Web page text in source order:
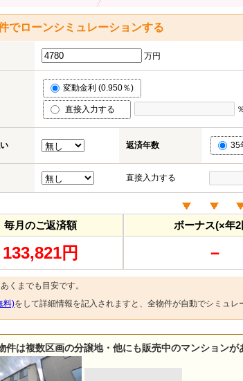
でローンシミュレーションする
万円
変動金利 (0.950％)
直接入力する ％
返済年数 35
直接入力する
毎月のご返済額
133,821円
ボーナス(×年2
－
くまでも目安です。
料)をして詳細情報を記入されますと、全物件が自動でシミュレ
件は複数区画の分譲地・他にも販売中のマンションが